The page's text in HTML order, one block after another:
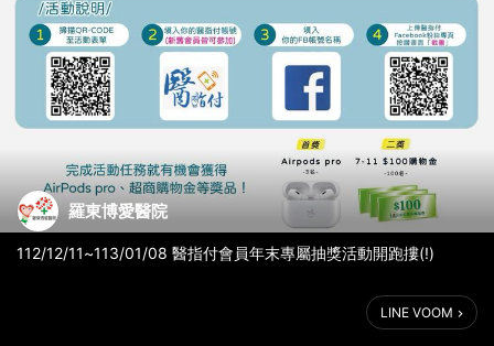
羅東博愛醫院
112/12/11~113/01/08 醫指付會員年末專屬抽獎活動開跑摟(!)
羅東博愛醫院【門診】與【住院】等就醫費用皆可以透過醫指付
App付費，手機付費免碰紙鈔，免去批價櫃檯等候繳費時間，可直
LINE VOOM